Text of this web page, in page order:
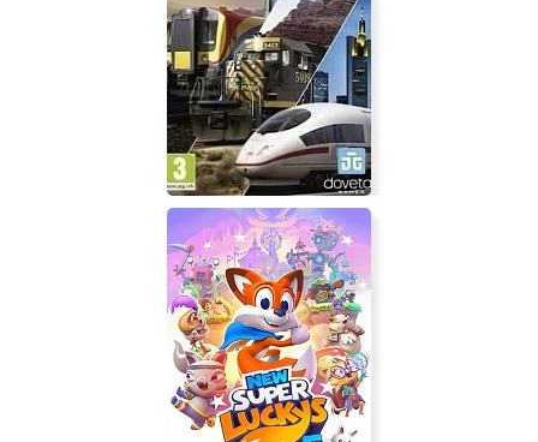
Murderous Pursuits
Train Simulator 2019